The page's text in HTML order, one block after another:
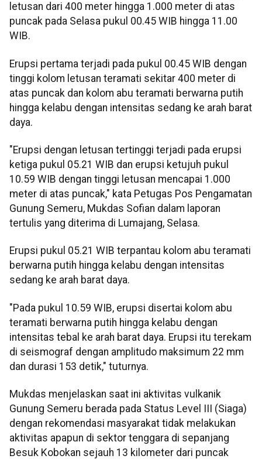
letusan dari 400 meter hingga 1.000 meter di atas
puncak pada Selasa pukul 00.45 WIB hingga 11.00
WIB.
Erupsi pertama terjadi pada pukul 00.45 WIB dengan
tinggi kolom letusan teramati sekitar 400 meter di
atas puncak dan kolom abu teramati berwarna putih
hingga kelabu dengan intensitas sedang ke arah barat
daya.
"Erupsi dengan letusan tertinggi terjadi pada erupsi
ketiga pukul 05.21 WIB dan erupsi ketujuh pukul
10.59 WIB dengan tinggi letusan mencapai 1.000
meter di atas puncak," kata Petugas Pos Pengamatan
Gunung Semeru, Mukdas Sofian dalam laporan
tertulis yang diterima di Lumajang, Selasa.
Erupsi pukul 05.21 WIB terpantau kolom abu teramati
berwarna putih hingga kelabu dengan intensitas
sedang ke arah barat daya.
"Pada pukul 10.59 WIB, erupsi disertai kolom abu
teramati berwarna putih hingga kelabu dengan
intensitas tebal ke arah barat daya. Erupsi itu terekam
di seismograf dengan amplitudo maksimum 22 mm
dan durasi 153 detik," tuturnya.
Mukdas menjelaskan saat ini aktivitas vulkanik
Gunung Semeru berada pada Status Level III (Siaga)
dengan rekomendasi masyarakat tidak melakukan
aktivitas apapun di sektor tenggara di sepanjang
Besuk Kobokan sejauh 13 kilometer dari puncak